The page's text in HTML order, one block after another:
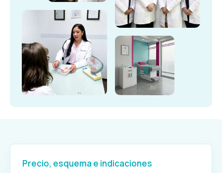
Precio, esquema e indicaciones